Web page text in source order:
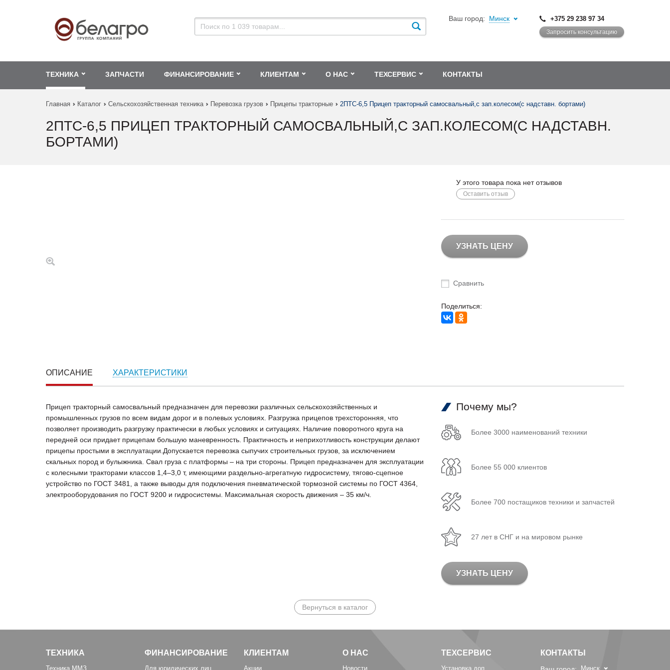
Ваш город: Минск +375 29 238 97 34
Запросить консультацию
ТЕХНИКА ЗАПЧАСТИ ФИНАНСИРОВАНИЕ КЛИЕНТАМ О НАС ТЕХСЕРВИС КОНТАКТЫ
Главная Каталог Сельскохозяйственная техника Перевозка грузов Прицепы тракторные 2ПТС-6,5 Прицеп тракторный самосвальный,с зап.колесом(с надставн. бортами)
2ПТС-6,5 ПРИЦЕП ТРАКТОРНЫЙ САМОСВАЛЬНЫЙ,С ЗАП.КОЛЕСОМ(С НАДСТАВН.
БОРТАМИ)
У этого товара пока нет отзывов
Оставить отзыв
УЗНАТЬ ЦЕНУ
Сравнить
Поделиться:
ОПИСАНИЕ ХАРАКТЕРИСТИКИ
Прицеп тракторный самосвальный предназначен для перевозки различных сельскохозяйственных и
промышленных грузов по всем видам дорог и в полевых условиях. Разгрузка прицепов трехсторонняя, что
позволяет производить разгрузку практически в любых условиях и ситуациях. Наличие поворотного круга на
передней оси придает прицепам большую маневренность. Практичность и неприхотливость конструкции делают
прицепы простыми в эксплуатации.Допускается перевозка сыпучих строительных грузов, за исключением
скальных пород и булыжника. Свал груза с платформы – на три стороны. Прицеп предназначен для эксплуатации
с колесными тракторами классов 1,4–3,0 т, имеющими раздельно-агрегатную гидросистему, тягово-сцепное
устройство по ГОСТ 3481, а также выводы для подключения пневматической тормозной системы по ГОСТ 4364,
электрооборудования по ГОСТ 9200 и гидросистемы. Максимальная скорость движения – 35 км/ч.
Почему мы?
Более 3000 наименований техники
Более 55 000 клиентов
Более 700 постащиков техники и запчастей
27 лет в СНГ и на мировом рынке
УЗНАТЬ ЦЕНУ
Вернуться в каталог
ТЕХНИКА
Техника ММЗ
ФИНАНСИРОВАНИЕ
Для юридических лиц
КЛИЕНТАМ
Акции
О НАС
Новости
ТЕХСЕРВИС
Установка доп.
КОНТАКТЫ
Минск